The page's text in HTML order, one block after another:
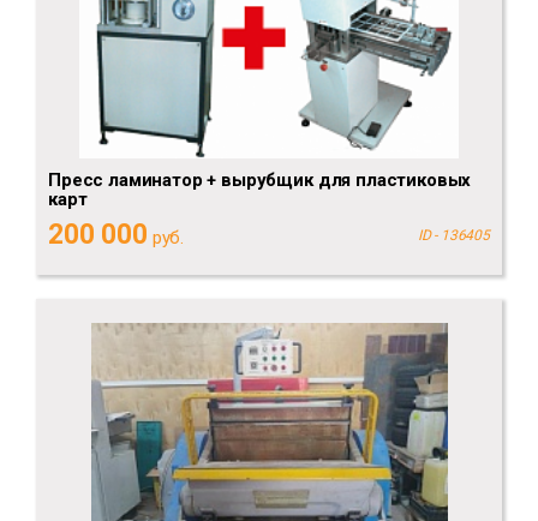
Пресс ламинатор + вырубщик для пластиковых
карт
200 000 руб. ID - 136405